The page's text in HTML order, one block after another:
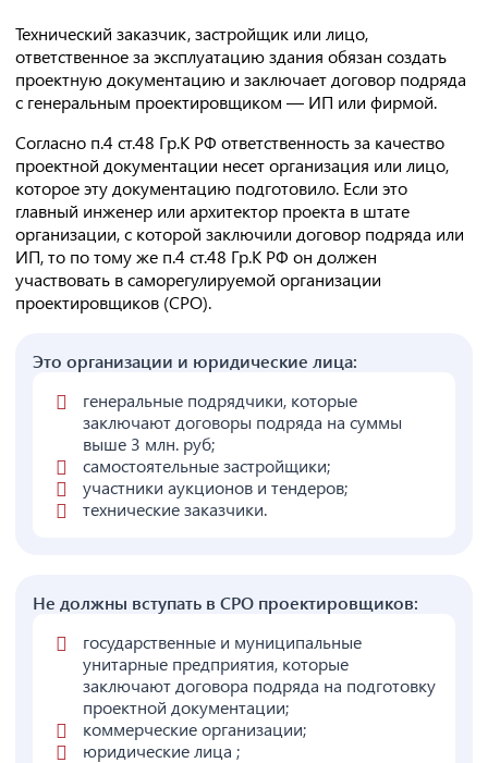
Технический заказчик, застройщик или лицо,
ответственное за эксплуатацию здания обязан создать
проектную документацию и заключает договор подряда
с генеральным проектировщиком — ИП или фирмой.
Согласно п.4 ст.48 Гр.К РФ ответственность за качество
проектной документации несет организация или лицо,
которое эту документацию подготовило. Если это
главный инженер или архитектор проекта в штате
организации, с которой заключили договор подряда или
ИП, то по тому же п.4 ст.48 Гр.К РФ он должен
участвовать в саморегулируемой организации
проектировщиков (СРО).
Это организации и юридические лица:
генеральные подрядчики, которые
заключают договоры подряда на суммы
выше 3 млн. руб;
самостоятельные застройщики;
участники аукционов и тендеров;
технические заказчики.
Не должны вступать в СРО проектировщиков:
государственные и муниципальные
унитарные предприятия, которые
заключают договора подряда на подготовку
проектной документации;
коммерческие организации;
юридические лица ;